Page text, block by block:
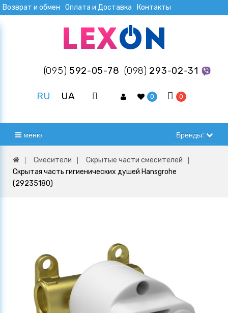
Возврат и обмен Оплата и Доставка Контакты
(095) 592-05-78 (098) 293-02-31
RU UA 0 0
меню Бренды:
Смесители
Скрытые части смесителей
Скрытая часть гигиенических душей Hansgrohe
(29235180)